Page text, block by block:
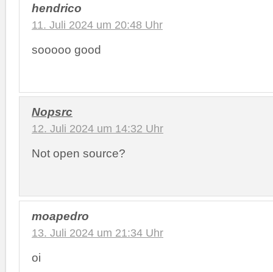
hendrico
11. Juli 2024 um 20:48 Uhr
sooooo good
Nopsrc
12. Juli 2024 um 14:32 Uhr
Not open source?
moapedro
13. Juli 2024 um 21:34 Uhr
oi